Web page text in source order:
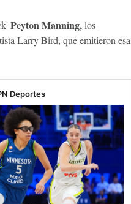
Peyton Manning,los
Larry Bird, que emitieron esa
Deportes